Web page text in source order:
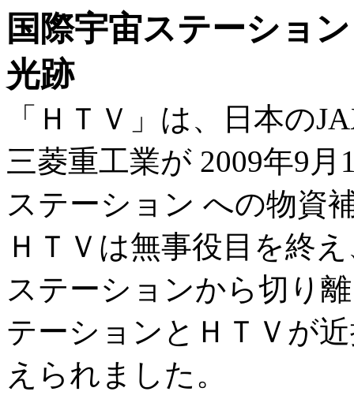
国際宇宙ステーショ
光跡
「ＨＴＶ」は、日本の
三菱重工業が 2009年9
ステーション への物資
ＨＴＶは無事役目を終
ステーションから切り
テーションとＨＴＶが
えられました。